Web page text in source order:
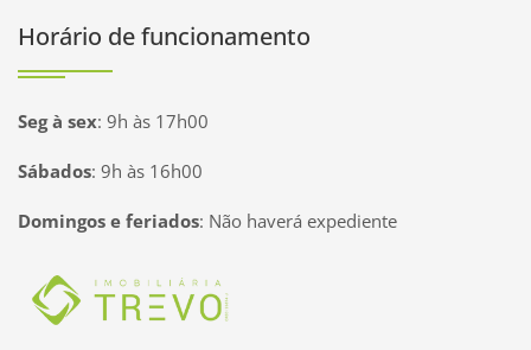
Horário de funcionamento
Seg à sex: 9h às 17h00
Sábados: 9h às 16h00
Domingos e feriados: Não haverá expediente
Página inicial